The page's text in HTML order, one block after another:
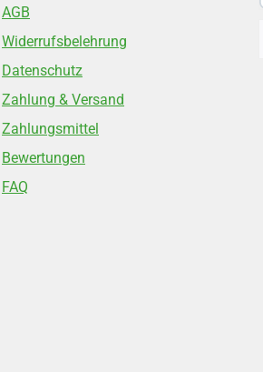
AGB
Widerrufsbelehrung
Datenschutz
Zahlung & Versand
Zahlungsmittel
Bewertungen
FAQ